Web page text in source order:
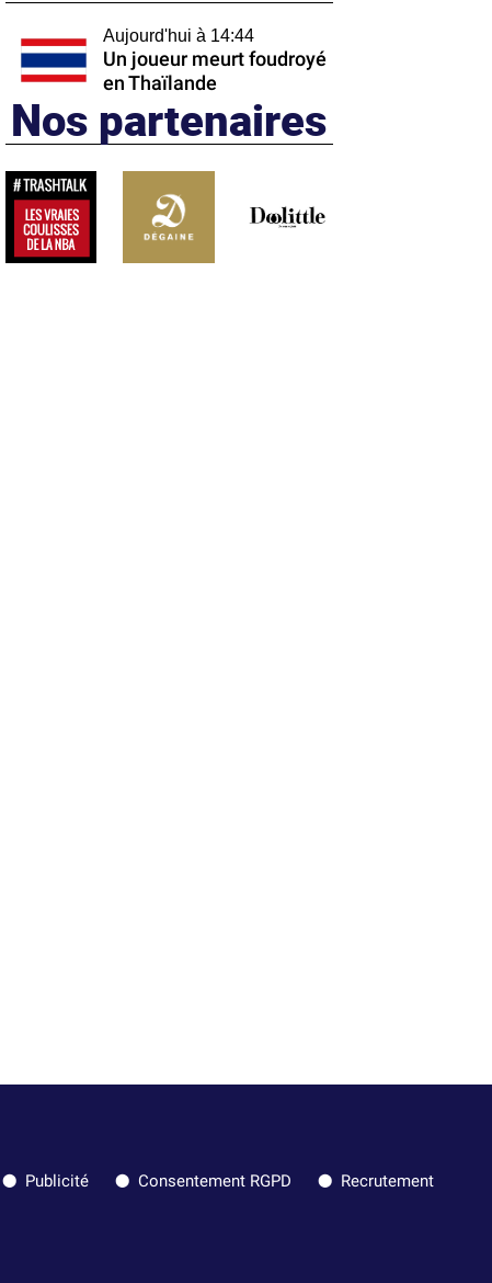
Aujourd'hui à 14:44
Un joueur meurt foudroyé
en Thaïlande
Nos partenaires
Publicité Consentement RGPD Recrutement